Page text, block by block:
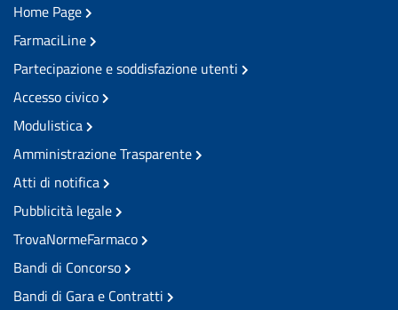
Home Page
FarmaciLine
Partecipazione e soddisfazione utenti
Accesso civico
Modulistica
Amministrazione Trasparente
Atti di notifica
Pubblicità legale
TrovaNormeFarmaco
Bandi di Concorso
Bandi di Gara e Contratti